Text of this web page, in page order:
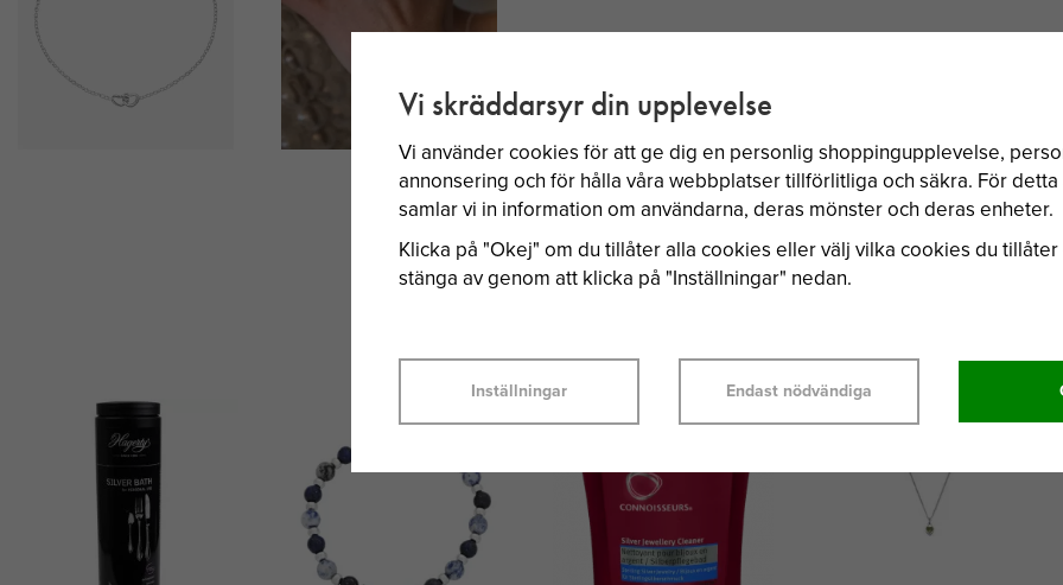
Vi skräddarsyr din upplevelse
Vi använder cookies för att ge dig en personlig shoppingupplevelse,
annonsering och för hålla våra webbplatser tillförlitliga och säkra. För detta
samlar vi in information om användarna, deras mönster och deras enheter.
Klicka på "Okej" om du tillåter alla cookies eller välj vilka cookies du
stänga av genom att klicka på "Inställningar" nedan.
Inställningar Endast nödvändiga